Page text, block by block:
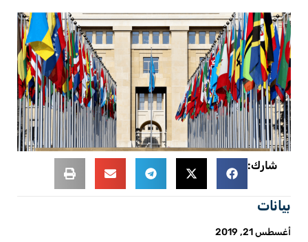
شارك:
بيانات
أغسطس 21, 2019